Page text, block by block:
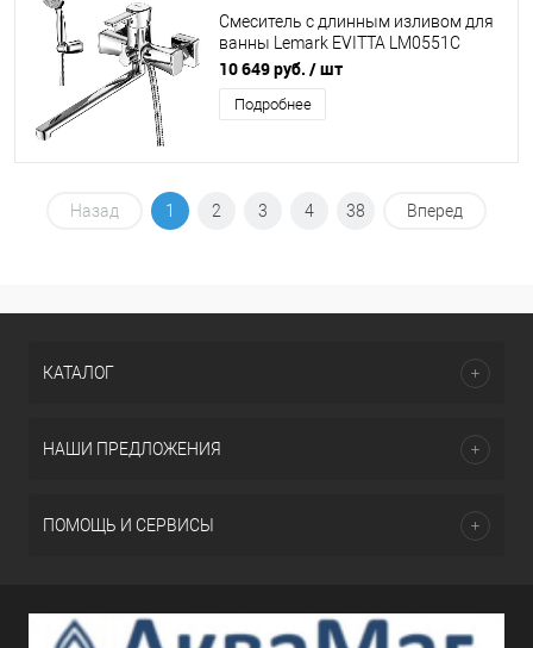
Смеситель с длинным изливом для
ванны Lemark EVITTA LM0551C
хром
10 649 руб. / шт
Подробнее
Назад 1 2 3 4 38 Вперед
КАТАЛОГ
НАШИ ПРЕДЛОЖЕНИЯ
ПОМОЩЬ И СЕРВИСЫ